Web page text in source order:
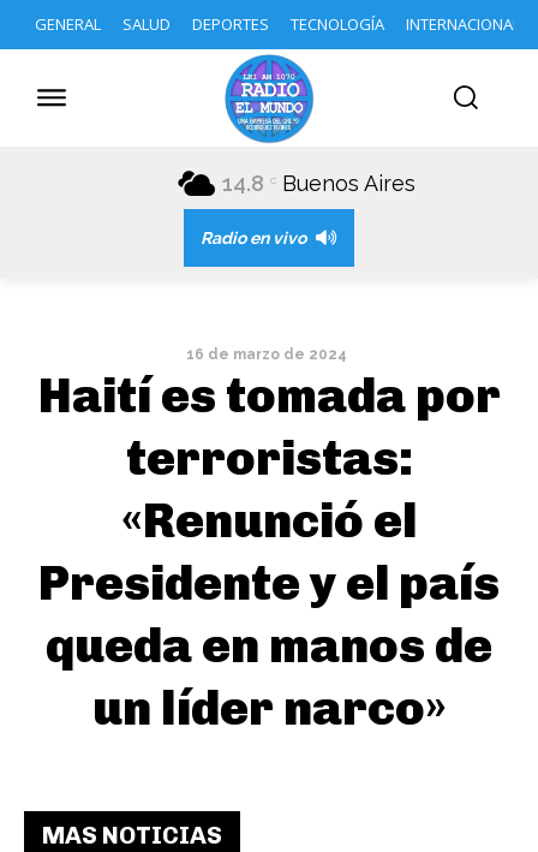
GENERAL SALUD DEPORTES TECNOLOGÍA INTERNACIONAL
14.8 C Buenos Aires
Radio en vivo
16 de marzo de 2024
Haití es tomada por
terroristas:
«Renunció el
Presidente y el país
queda en manos de
un líder narco»
MAS NOTICIAS